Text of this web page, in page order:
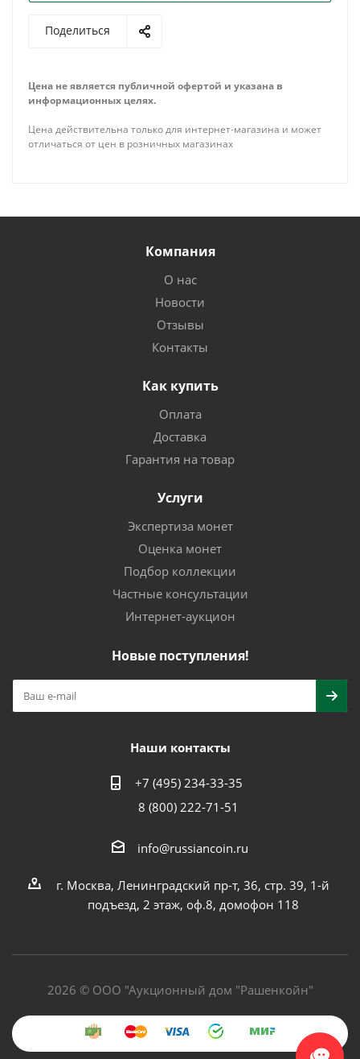
Поделиться
Цена не является публичной офертой и указана в
информационных целях.
Цена действительна только для интернет-магазина и может
отличаться от цен в розничных магазинах
Компания
О нас
Новости
Отзывы
Контакты
Как купить
Оплата
Доставка
Гарантия на товар
Услуги
Экспертиза монет
Оценка монет
Подбор коллекции
Частные консультации
Интернет-аукцион
Новые поступления!
Наши контакты
+7 (495) 234-33-35
8 (800) 222-71-51
info@russiancoin.ru
г. Москва, Ленинградский пр-т, 36, стр. 39, 1-й
подъезд, 2 этаж, оф.8, домофон 118
2026 © ООО "Аукционный дом "Рашенкойн"